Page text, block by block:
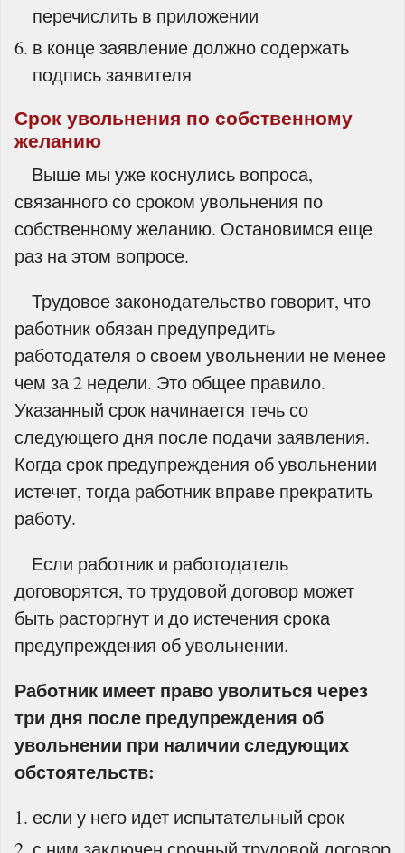
перечислить в приложении
в конце заявление должно содержать
подпись заявителя
Срок увольнения по собственному
желанию
Выше мы уже коснулись вопроса,
связанного со сроком увольнения по
собственному желанию. Остановимся еще
раз на этом вопросе.
Трудовое законодательство говорит, что
работник обязан предупредить
работодателя о своем увольнении не менее
чем за 2 недели. Это общее правило.
Указанный срок начинается течь со
следующего дня после подачи заявления.
Когда срок предупреждения об увольнении
истечет, тогда работник вправе прекратить
работу.
Если работник и работодатель
договорятся, то трудовой договор может
быть расторгнут и до истечения срока
предупреждения об увольнении.
Работник имеет право уволиться через
три дня после предупреждения об
увольнении при наличии следующих
обстоятельств:
если у него идет испытательный срок